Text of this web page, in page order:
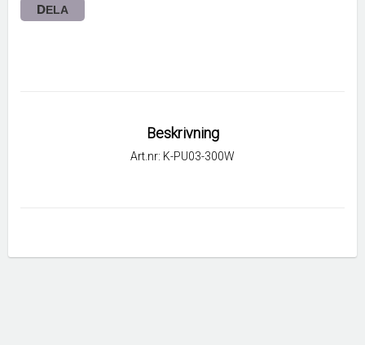
DELA
Beskrivning
Art.nr: K-PU03-300W